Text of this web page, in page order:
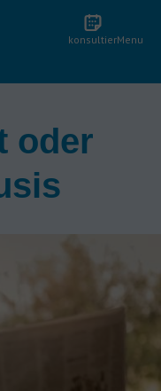
konsultierMenu
oder